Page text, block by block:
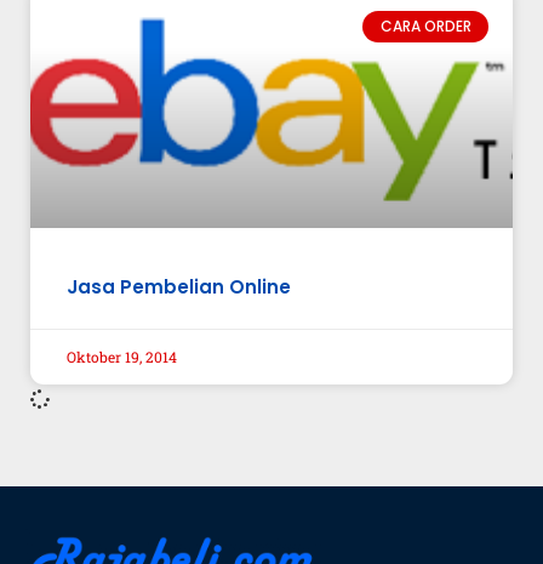
CARA ORDER
Jasa Pembelian Online
Oktober 19, 2014